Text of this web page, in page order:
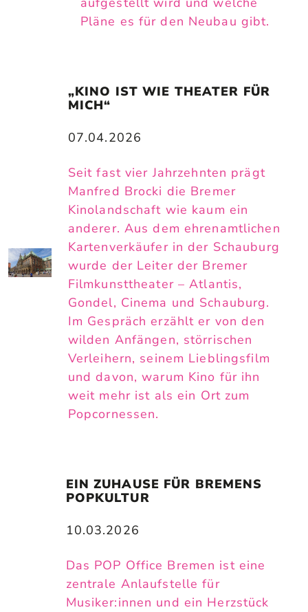
Pläne es für den Neubau gibt.
„KINO IST WIE THEATER FÜR
MICH“
07.04.2026
Seit fast vier Jahrzehnten prägt
Manfred Brocki die Bremer
Kinolandschaft wie kaum ein
anderer. Aus dem ehrenamtlichen
Kartenverkäufer in der Schauburg
wurde der Leiter der Bremer
Filmkunsttheater – Atlantis,
Gondel, Cinema und Schauburg.
Im Gespräch erzählt er von den
wilden Anfängen, störrischen
Verleihern, seinem Lieblingsfilm
und davon, warum Kino für ihn
weit mehr ist als ein Ort zum
Popcornessen.
EIN ZUHAUSE FÜR BREMENS
POPKULTUR
10.03.2026
Das POP Office Bremen ist eine
zentrale Anlaufstelle für
Musiker:innen und ein Herzstück